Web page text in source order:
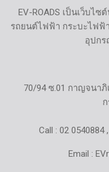
EV-ROADS เป็นเว็บไ
รถยนต์ไฟฟ้า กระบะไฟฟ้
อุปกร
70/94 ซ.01 กาญจนา
Call : 02 0540884
Email :